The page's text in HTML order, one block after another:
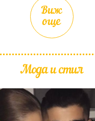
Виж
още
Мода и стил